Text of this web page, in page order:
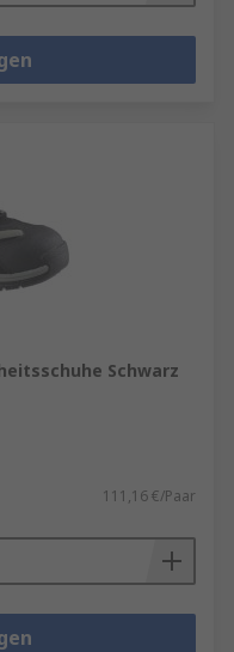
Schwarz
111,16 €/Paar